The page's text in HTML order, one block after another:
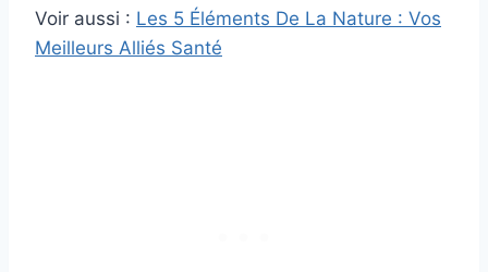
Voir aussi : Les 5 Éléments De La Nature : Vos
Meilleurs Alliés Santé